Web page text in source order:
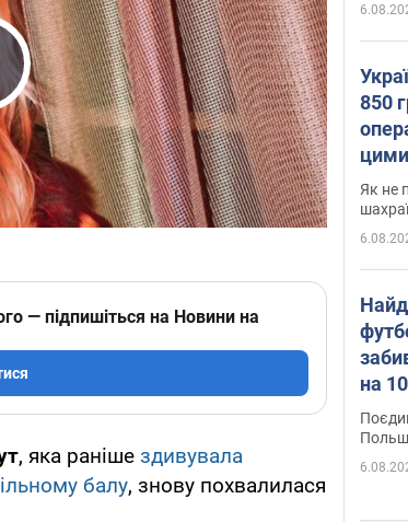
Video
— підпишіться на Новини на
, яка раніше здивувала
балу, знову похвалилася
850
Як не
на
Відео